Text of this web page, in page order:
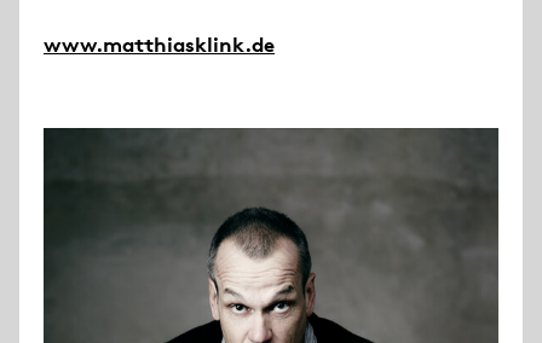
www.matthiasklink.de